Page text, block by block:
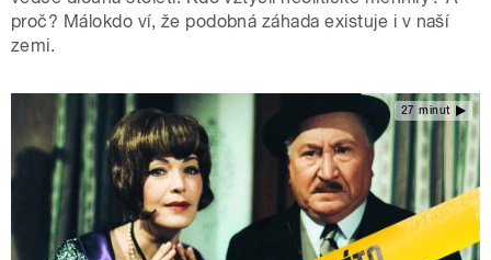
proč? Málokdo ví, že podobná záhada existuje i v naší
zemi.
27 minut